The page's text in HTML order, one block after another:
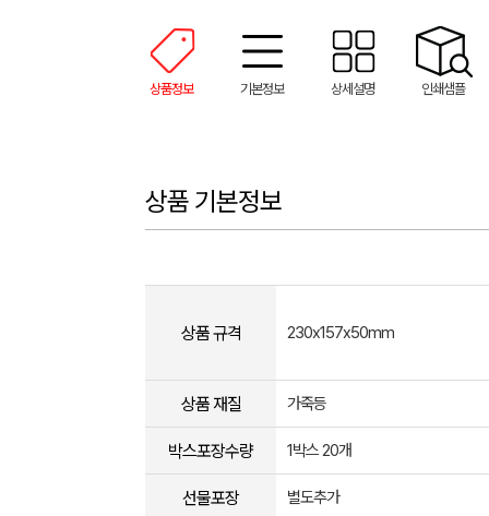
상품정보 기본정보 상세설명 인쇄샘플
상품 기본정보
상품 규격 230x157x50mm
상품 재질 가죽등
박스포장수량 1박스 20개
선물포장 별도추가